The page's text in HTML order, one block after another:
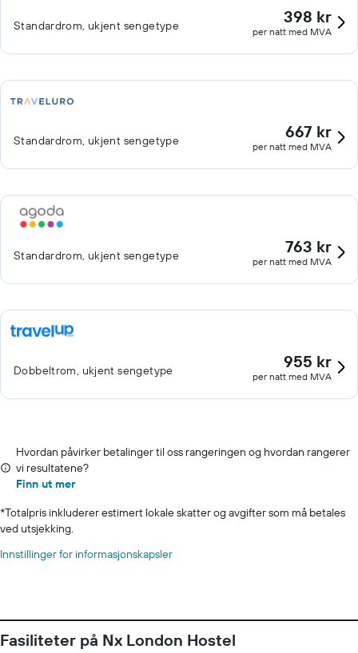
Standardrom, ukjent sengetype 398 kr
per natt med MVA
Standardrom, ukjent sengetype 667 kr
per natt med MVA
Standardrom, ukjent sengetype 763 kr
per natt med MVA
Dobbeltrom, ukjent sengetype 955 kr
per natt med MVA
Hvordan påvirker betalinger til oss rangeringen og hvordan rangerer
vi resultatene?
Finn ut mer
*Totalpris inkluderer estimert lokale skatter og avgifter som må betales
ved utsjekking.
Innstillinger for informasjonskapsler
Fasiliteter på Nx London Hostel